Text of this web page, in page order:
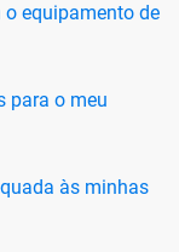
equipamento de
para o meu
às minhas